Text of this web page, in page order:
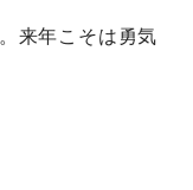
来年こそは勇気